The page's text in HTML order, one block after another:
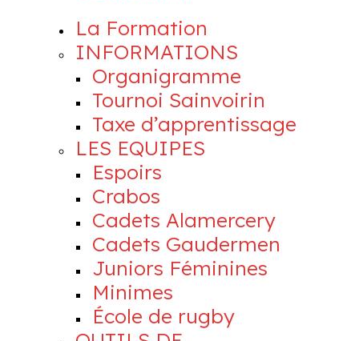
La Formation
INFORMATIONS
Organigramme
Tournoi Sainvoirin
Taxe d’apprentissage
LES EQUIPES
Espoirs
Crabos
Cadets Alamercery
Cadets Gaudermen
Juniors Féminines
Minimes
École de rugby